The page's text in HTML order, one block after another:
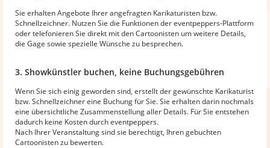
Sie erhalten Angebote Ihrer angefragten Karikaturisten bzw.
Schnellzeichner. Nutzen Sie die Funktionen der eventpeppers-Plattform
oder telefonieren Sie direkt mit den Cartoonisten um weitere Details,
die Gage sowie spezielle Wünsche zu besprechen.
3. Showkünstler buchen, keine Buchungsgebühren
Wenn Sie sich einig geworden sind, erstellt der gewünschte Karikaturist
bzw. Schnellzeichner eine Buchung für Sie. Sie erhalten darin nochmals
eine übersichtliche Zusammenstellung aller Details. Für Sie entstehen
dadurch keine Kosten durch eventpeppers.
Nach Ihrer Veranstaltung sind sie berechtigt, Ihren gebuchten
Cartoonisten zu bewerten.